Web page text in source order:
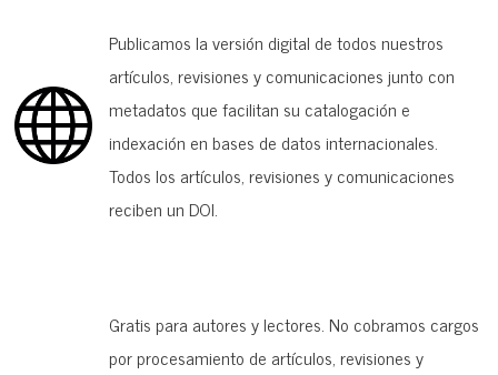
Publicamos la versión digital de todos nuestros
artículos, revisiones y comunicaciones junto con
metadatos que facilitan su catalogación e
indexación en bases de datos internacionales.
Todos los artículos, revisiones y comunicaciones
reciben un DOI.
Gratis para autores y lectores. No cobramos cargos
por procesamiento de artículos, revisiones y